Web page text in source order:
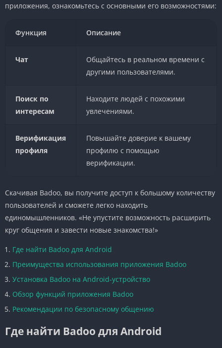
приложения, ознакомьтесь с основными его возможностями:
Функция Описание
Чат
Общайтесь в реальном времени с
другими пользователями.
Поиск по
интересам
Находите людей с похожими
увлечениями.
Верификация
профиля
Повышайте доверие к вашему
профилю с помощью
верификации.
Скачивая Badoo, вы получите доступ к большому количеству
пользователей и сможете легко находить
единомышленников. «Не упустите возможность расширить
круг общения и завести новые знакомства!»
Где найти Badoo для Android
Преимущества использования приложения Badoo
Установка Badoo на Android-устройство
Обзор функций приложения Badoo
Рекомендации по безопасному общению
Где найти Badoo для Android